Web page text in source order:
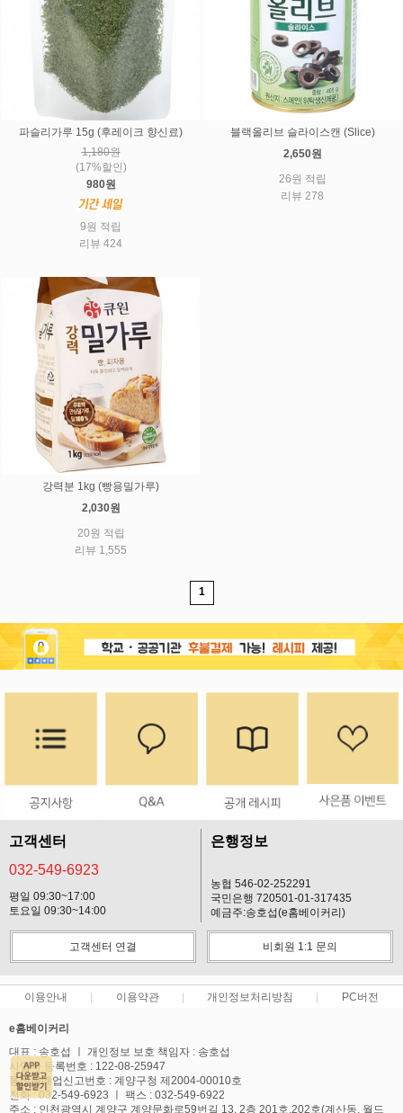
파슬리가루 15g (후레이크 향신료)
1,180원
(17%할인)
980원
9원 적립
리뷰 424
블랙올리브 슬라이스캔 (Slice)
2,650원
26원 적립
리뷰 278
강력분 1kg (빵용밀가루)
2,030원
20원 적립
리뷰 1,555
1
고객센터
032-549-6923
평일 09:30~17:00
토요일 09:30~14:00
은행정보
농협 546-02-252291
국민은행 720501-01-317435
예금주:송호섭(e홈베이커리)
고객센터 연결 비회원 1:1 문의
이용안내 이용약관 개인정보처리방침 PC버전
e홈베이커리
대표 : 송호섭 ㅣ 개인정보 보호 책임자 : 송호섭
사업자 등록번호 : 122-08-25947
통신판매업신고번호 : 계양구청 제2004-00010호
전화 : 032-549-6923 ㅣ 팩스 : 032-549-6922
주소 : 인천광역시 계양구 계양문화로59번길 13, 2층 201호,202호(계산동, 월드